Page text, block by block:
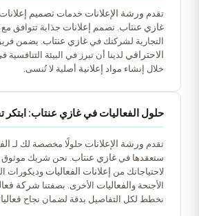
تقدم ورشة الإعلانات خدمات تصميم إعلانات
غازي عنتاب. نصمم إعلانات جذابة تتوافق
التجارية لشركتك في غازي عنتاب. يضمن
الاحترافي لدينا أن تبرز في البيئة التنافسية
خلال إنشاء مواد إعلانية أصلية لا تُنسى.
حلول الفعاليات في غازي عنتاب: ابتكر
تقدم ورشة الإعلانات حلولًا مخصصة لك لـ
ستعقدها في غازي عنتاب. نحن شريك موثوق
لاحتياجاتك من إعلانات الفعاليات وديكورات
الأجنحة والفعاليات الأخرى. بصفتنا شركة
نخطط لكل التفاصيل بدقة لضمان نجاح